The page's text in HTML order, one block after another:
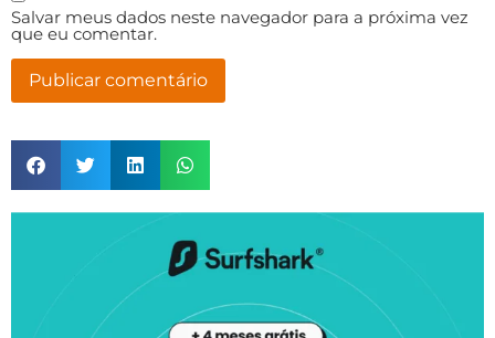
Salvar meus dados neste navegador para a próxima vez
que eu comentar.